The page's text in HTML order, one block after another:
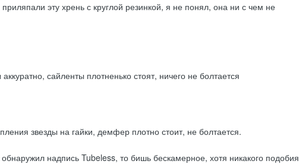
эту хрень с круглой резинкой, я не понял, она ни с чем не
сайленты плотненько стоят, ничего не болтается
звезды на гайки, демфер плотно стоит, не болтается.
надпись Tubeless, то бишь бескамерное, хотя никакого подобия